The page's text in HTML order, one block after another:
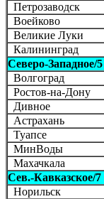
Петрозаводск
Воейково
Великие Луки
Калининград
Северо-Западное/5
Волгоград
Ростов-на-Дону
Дивное
Астрахань
Туапсе
МинВоды
Махачкала
Сев.-Кавказское/7
Норильск